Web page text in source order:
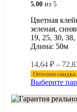
5.00 из 5
Цветная
зеленая,
19, 25, 30,
Длина: 50м
14,64 ₽ –
Оптовая
Выберите